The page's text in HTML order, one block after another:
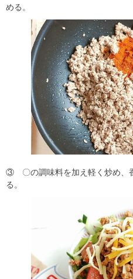
める。
③ 〇の調味料を加え軽く炒め、
る。